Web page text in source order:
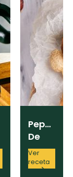
Pepas
De
Pasta
De
Ver
receta